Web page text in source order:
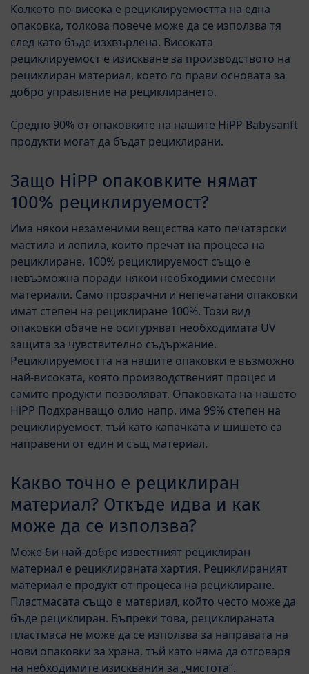
Колкото по-висока е рециклируемостта на една
опаковка, толкова повече може да се използва тя
след като бъде изхвърлена. Високата
рециклируемост е изискване за производството на
рециклиран материал, което го прави основата за
добро управление на рециклирането.
Средно 90% от опаковките на нашите HiPP Babysanft
продукти могат да бъдат рециклирани.
Защо HiPP опаковките нямат
100% рециклируемост?
Има някои незаменими вещества като печатарски
мастила и лепила, които пречат на процеса на
рециклиране. 100% рециклируемост също е
невъзможна поради някои необходими смесени
материали. Само прозрачни и непечатани опаковки
имат степен на рециклиране 100%. Този вид
опаковки обаче не осигуряват необходимата UV
защита за чувствително съдържание.
Рециклируемостта на нашите опаковки е възможно
най-високата, която производственият процес и
самите продукти позволяват. Опаковката на нашето
HiPP Подхранващо олио напр. има 99% степен на
рециклируемост, тъй като капачката и шишето са
направени от един и същ материал.
Какво точно е рециклиран
материал? Откъде идва и как
може да се използва?
Може би най-добре известният рециклиран
материал е рециклираната хартия. Рециклираният
материал е продукт от процеса на рециклиране.
Пластмасата също е материал, който често може да
бъде рециклиран. Въпреки това, рециклираната
пластмаса не може да се използва за направата на
нови опаковки за храна, тъй като няма да отговаря
на небходимите изисквания за „чистота“.